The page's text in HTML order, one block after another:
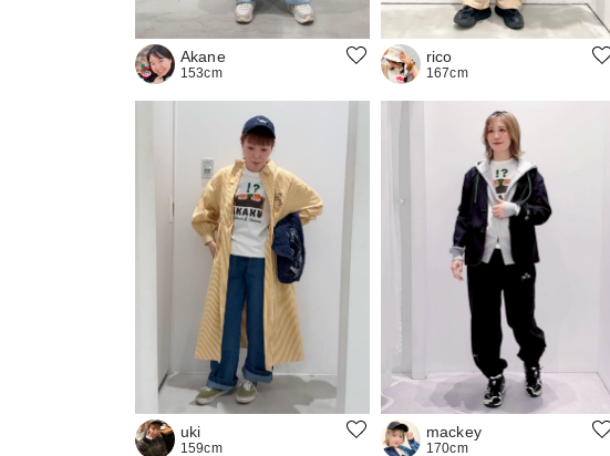
Akane
153cm
rico
167cm
uki
159cm
mackey
170cm